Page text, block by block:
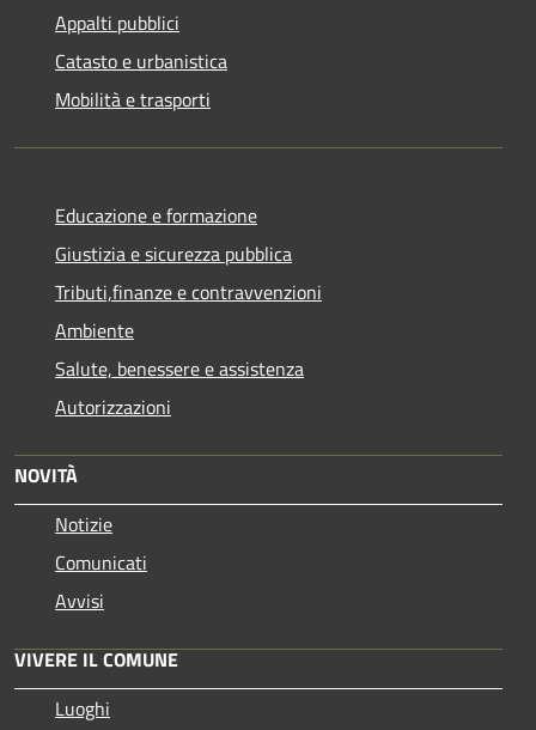
Appalti pubblici
Catasto e urbanistica
Mobilità e trasporti
Educazione e formazione
Giustizia e sicurezza pubblica
Tributi,finanze e contravvenzioni
Ambiente
Salute, benessere e assistenza
Autorizzazioni
NOVITÀ
Notizie
Comunicati
Avvisi
VIVERE IL COMUNE
Luoghi